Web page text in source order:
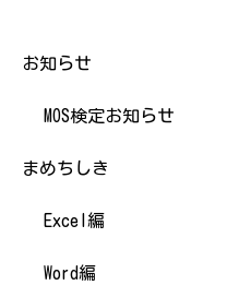
お知らせ
MOS検定お知らせ
まめちしき
Excel編
Word編